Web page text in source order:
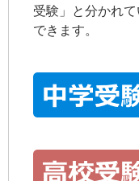
受験」と分かれ
できます。